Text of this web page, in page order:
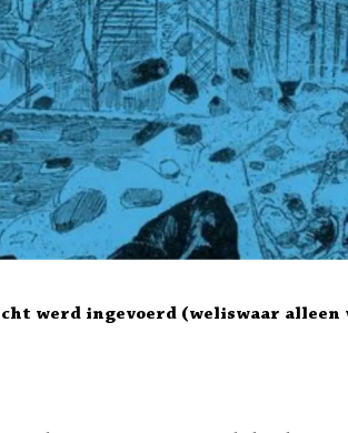
werd ingevoerd (weliswaar alleen